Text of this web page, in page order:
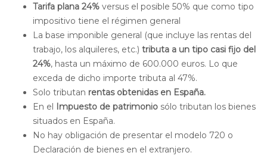
Tarifa plana 24% versus el posible 50% que como tipo
impositivo tiene el régimen general
La base imponible general (que incluye las rentas del
trabajo, los alquileres, etc.) tributa a un tipo casi fijo del
24%, hasta un máximo de 600.000 euros. Lo que
exceda de dicho importe tributa al 47%.
Solo tributan rentas obtenidas en España.
En el Impuesto de patrimonio sólo tributan los bienes
situados en España.
No hay obligación de presentar el modelo 720 o
Declaración de bienes en el extranjero.